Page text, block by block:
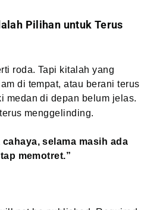
Pilihan untuk Terus
roda. Tapi kitalah yang
di tempat, atau berani terus
medan di depan belum jelas.
menggelinding.
cahaya, selama masih ada
memotret.”